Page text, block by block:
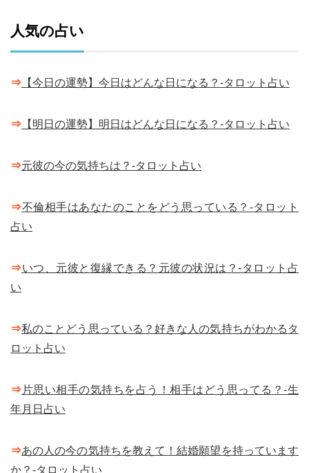
人気の占い
⇒ 【今日の運勢】今日はどんな日になる？-タロット占い
⇒ 【明日の運勢】明日はどんな日になる？-タロット占い
⇒元彼の今の気持ちは？-タロット占い
⇒不倫相手はあなたのことをどう思っている？-タロット
占い
⇒いつ、元彼と復縁できる？元彼の状況は？-タロット占
い
⇒私のことどう思っている？好きな人の気持ちがわかるタ
ロット占い
⇒ 片思い相手の気持ちを占う！相手はどう思ってる？-生
年月日占い
⇒あの人の今の気持ちを教えて！結婚願望を持っています
か？-タロット占い